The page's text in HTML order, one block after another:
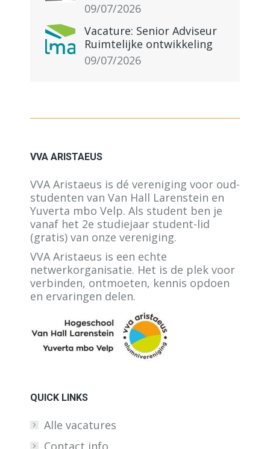
09/07/2026
Vacature: Senior Adviseur
Ruimtelijke ontwikkeling
09/07/2026
VVA ARISTAEUS
VVA Aristaeus is dé vereniging voor oud-
studenten van Van Hall Larenstein en
Yuverta mbo Velp. Als student ben je
vanaf het 2e studiejaar student-lid
(gratis) van onze vereniging.
VVA Aristaeus is een echte
netwerkorganisatie. Het is de plek voor
verbinden, ontmoeten, kennis opdoen
en ervaringen delen.
QUICK LINKS
Alle vacatures
Contact info